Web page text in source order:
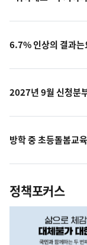
6.7% 인상의 결과는
2027년 9월 신청분
방학 중 초등돌봄교
정책포커스